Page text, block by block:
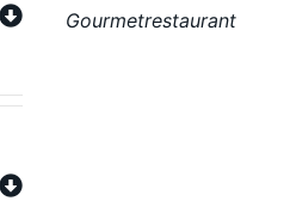
Gourmetrestaurant